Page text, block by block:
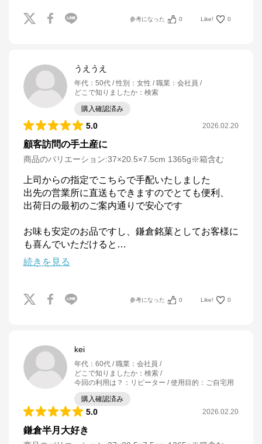
参考になった 0 Like! 0
うえうえ
年代 ： 50代 性別 ： 女性 職業 ： 会社員
どこで知りましたか ： 検索
購入確認済み
5.0 2026.02.20
顧客訪問の手土産に
商品のバリエーション:37×20.5×7.5cm 1365g※箱含む
上司からの指定でこちらで手配いたしました
出先の営業所に直送もできますのでとても便利、
出荷日の最初のご案内通りで安心です
お味も安定のお品ですし、鎌倉銘菓としてお客様に
も喜んでいただけると …
続きを見る
参考になった 0 Like! 0
kei
年代 ： 60代 職業 ： 会社員
どこで知りましたか ： 検索
今回の利用は？ ： リピーター 使用目的 ： ご自宅用
購入確認済み
5.0 2026.02.20
鎌倉半月大好き